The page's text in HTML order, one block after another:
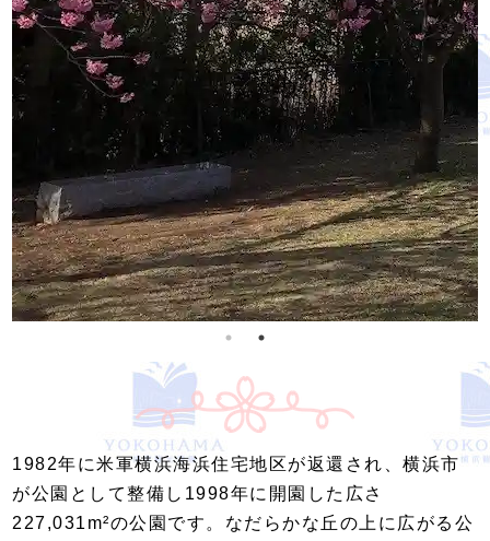
1982年に米軍横浜海浜住宅地区が返還され、横浜市
が公園として整備し1998年に開園した広さ
227,031m²の公園です。なだらかな丘の上に広がる公